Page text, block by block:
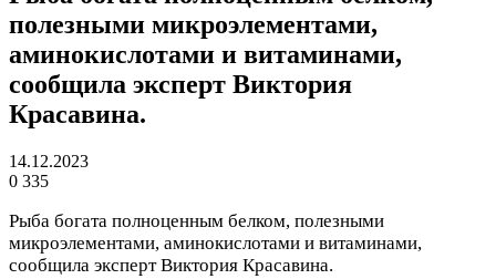
полезными микроэлементами,
аминокислотами и витаминами,
сообщила эксперт Виктория
Красавина.
14.12.2023
0 335
Рыба богата полноценным белком, полезными
микроэлементами, аминокислотами и витаминами,
сообщила эксперт Виктория Красавина.